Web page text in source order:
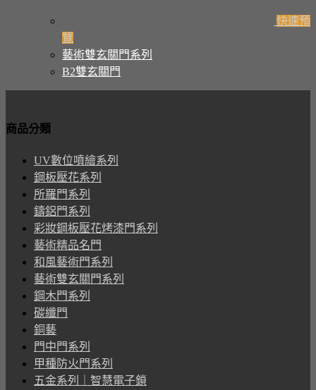
快速預
覽
藝術雙玄關門系列
B2雙玄關門
商品分類
UV數位噴繪系列
鋼板壓花系列
所羅門系列
鑄鋁門系列
彩妝鋼板壓花烤漆門系列
藝術精品名門
和風藝術門系列
藝術雙玄關門系列
鋼木門系列
碳纖門
銅藝
門中門系列
甲種防火門系列
五金系列｜智慧電子鎖